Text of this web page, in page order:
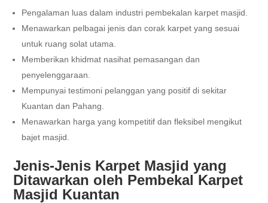
Pengalaman luas dalam industri pembekalan karpet masjid.
Menawarkan pelbagai jenis dan corak karpet yang sesuai
untuk ruang solat utama.
Memberikan khidmat nasihat pemasangan dan
penyelenggaraan.
Mempunyai testimoni pelanggan yang positif di sekitar
Kuantan dan Pahang.
Menawarkan harga yang kompetitif dan fleksibel mengikut
bajet masjid.
Jenis-Jenis Karpet Masjid yang
Ditawarkan oleh Pembekal Karpet
Masjid Kuantan